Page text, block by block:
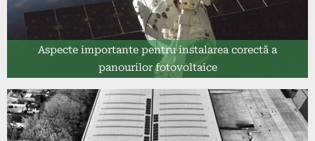
Aspecte importante pentru instalarea corectă a
panourilor fotovoltaice